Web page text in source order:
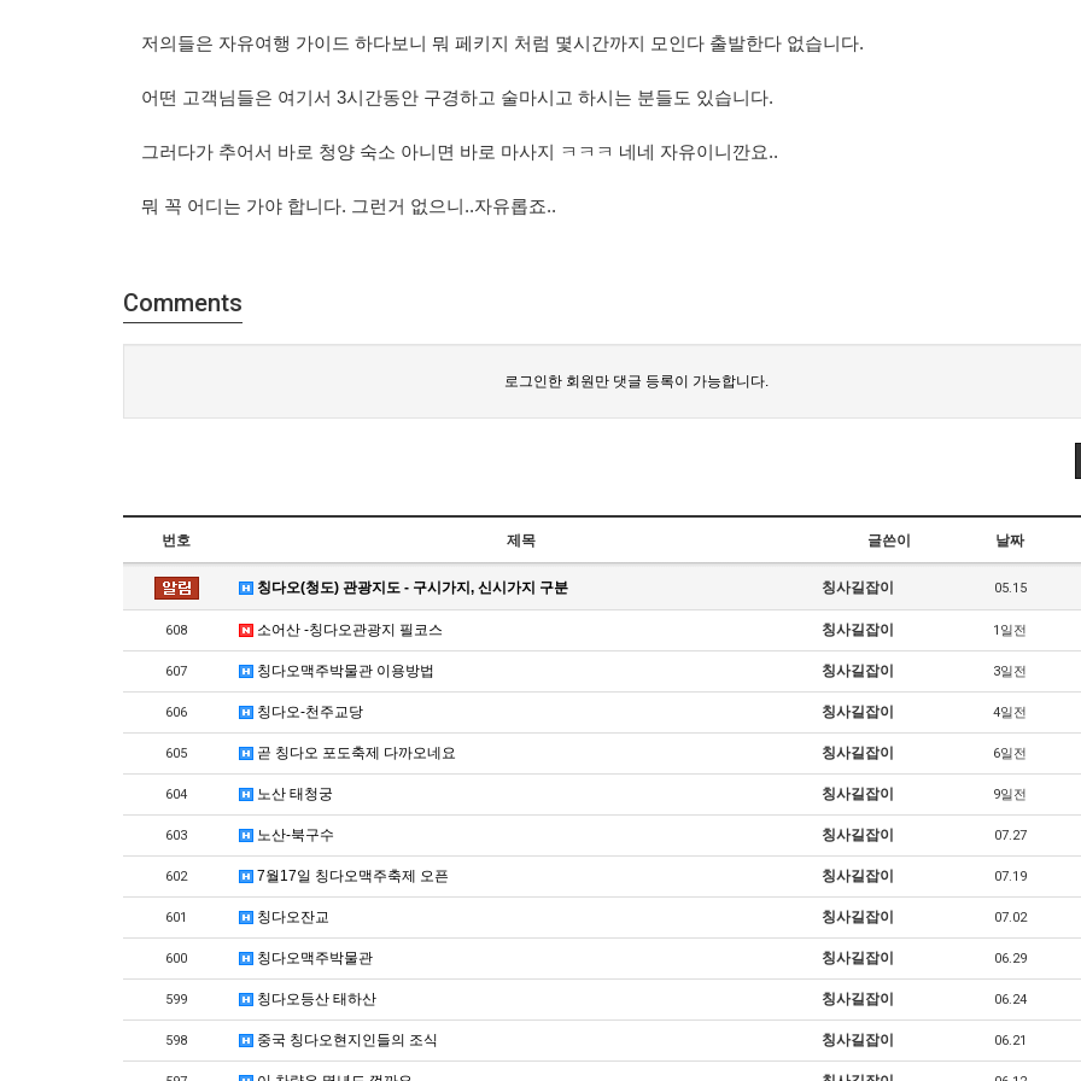
저의들은 자유여행 가이드 하다보니 뭐 페키지 처럼 몇시간까지 모인다 출발한다 없습니다.
어떤 고객님들은 여기서 3시간동안 구경하고 술마시고 하시는 분들도 있습니다.
그러다가 추어서 바로 청양 숙소 아니면 바로 마사지 ㅋㅋㅋ 네네 자유이니깐요..
뭐 꼭 어디는 가야 합니다. 그런거 없으니..자유롭죠..
Comments
로그인한 회원만 댓글 등록이 가능합니다.
번호 제목 글쓴이 날짜
칭다오(청도) 관광지도 - 구시가지, 신시가지 구분 칭사길잡이 05.15
608 소어산 -칭다오관광지 필코스 칭사길잡이 1일전
607 칭다오맥주박물관 이용방법 칭사길잡이 3일전
606 칭다오-천주교당 칭사길잡이 4일전
605 곧 칭다오 포도축제 다까오네요 칭사길잡이 6일전
604 노산 태청궁 칭사길잡이 9일전
603 노산-북구수 칭사길잡이 07.27
602 7월17일 칭다오맥주축제 오픈 칭사길잡이 07.19
601 칭다오잔교 칭사길잡이 07.02
600 칭다오맥주박물관 칭사길잡이 06.29
599 칭다오등산 태하산 칭사길잡이 06.24
598 중국 칭다오현지인들의 조식 칭사길잡이 06.21